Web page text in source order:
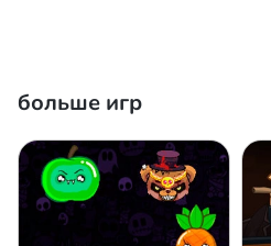
больше игр